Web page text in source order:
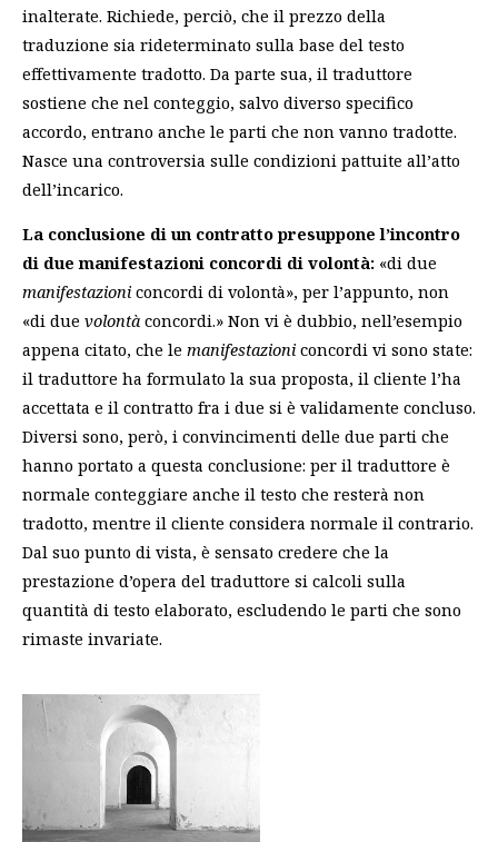
inalterate. Richiede, perciò, che il prezzo della
traduzione sia rideterminato sulla base del testo
effettivamente tradotto. Da parte sua, il traduttore
sostiene che nel conteggio, salvo diverso specifico
accordo, entrano anche le parti che non vanno tradotte.
Nasce una controversia sulle condizioni pattuite all’atto
dell’incarico.
La conclusione di un contratto presuppone l’incontro
di due manifestazioni concordi di volontà: «di due
manifestazioni concordi di volontà», per l’appunto, non
«di due volontàconcordi.» Non vi è dubbio, nell’esempio
appena citato, che le manifestazioni concordi vi sono state:
il traduttore ha formulato la sua proposta, il cliente l’ha
accettata e il contratto fra i due si è validamente concluso.
Diversi sono, però, i convincimenti delle due parti che
hanno portato a questa conclusione: per il traduttore è
normale conteggiare anche il testo che resterà non
tradotto, mentre il cliente considera normale il contrario.
Dal suo punto di vista, è sensato credere che la
prestazione d’opera del traduttore si calcoli sulla
quantità di testo elaborato, escludendo le parti che sono
rimaste invariate.